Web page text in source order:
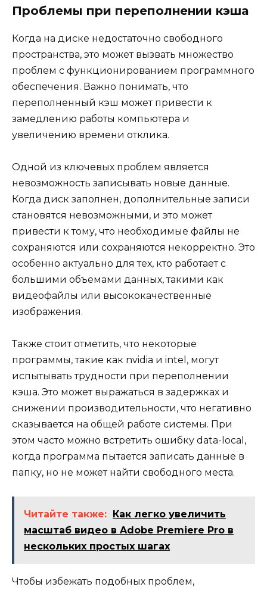
Проблемы при переполнении кэша
Когда на диске недостаточно свободного
пространства, это может вызвать множество
проблем с функционированием программного
обеспечения. Важно понимать, что
переполненный кэш может привести к
замедлению работы компьютера и
увеличению времени отклика.
Одной из ключевых проблем является
невозможность записывать новые данные.
Когда диск заполнен, дополнительные записи
становятся невозможными, и это может
привести к тому, что необходимые файлы не
сохраняются или сохраняются некорректно. Это
особенно актуально для тех, кто работает с
большими объемами данных, такими как
видеофайлы или высококачественные
изображения.
Также стоит отметить, что некоторые
программы, такие как nvidia и intel, могут
испытывать трудности при переполнении
кэша. Это может выражаться в задержках и
снижении производительности, что негативно
сказывается на общей работе системы. При
этом часто можно встретить ошибку data-local,
когда программа пытается записать данные в
папку, но не может найти свободного места.
Читайте также:
Как легко увеличить
масштаб видео в Adobe Premiere Pro в
нескольких простых шагах
Чтобы избежать подобных проблем,